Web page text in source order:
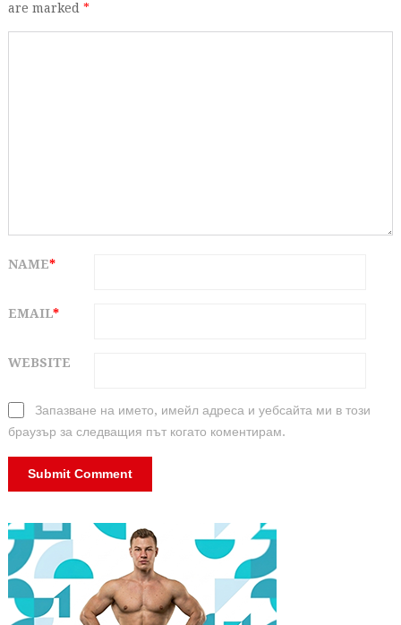
are marked *
NAME*
EMAIL*
WEBSITE
Запазване на името, имейл адреса и уебсайта ми в този
браузър за следващия път когато коментирам.